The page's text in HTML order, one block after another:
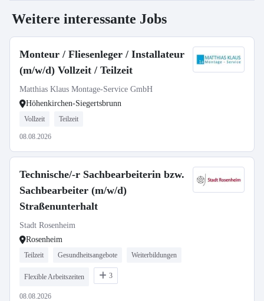
Weitere interessante Jobs
Monteur / Fliesenleger / Installateur
(m/w/d) Vollzeit / Teilzeit
Matthias Klaus Montage-Service GmbH
Höhenkirchen-Siegertsbrunn
Vollzeit Teilzeit
08.08.2026
Technische/-r Sachbearbeiterin bzw.
Sachbearbeiter (m/w/d)
Straßenunterhalt
Stadt Rosenheim
Rosenheim
Teilzeit Gesundheitsangebote Weiterbildungen
Flexible Arbeitszeiten 3
08.08.2026